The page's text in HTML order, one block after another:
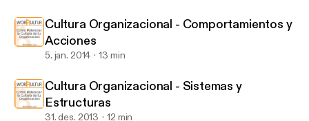
Cultura Organizacional - Comportamientos y
Acciones
5. jan. 2014 13 min
Cultura Organizacional - Sistemas y
Estructuras
31. des. 2013 12 min